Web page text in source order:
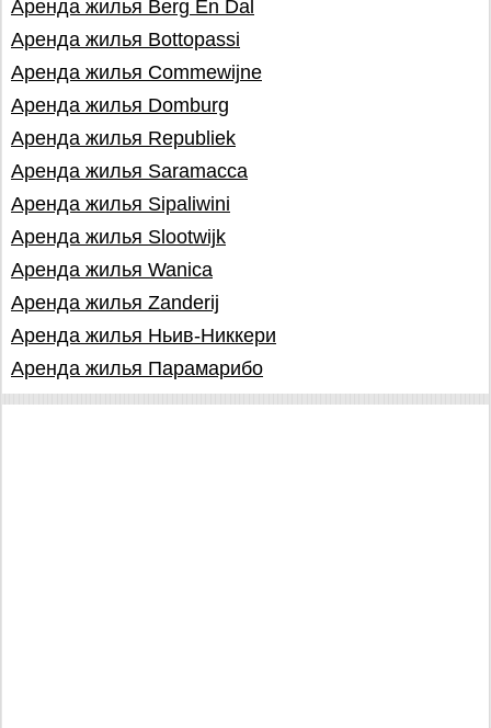
Аренда жилья Berg En Dal
Аренда жилья Bottopassi
Аренда жилья Commewijne
Аренда жилья Domburg
Аренда жилья Republiek
Аренда жилья Saramacca
Аренда жилья Sipaliwini
Аренда жилья Slootwijk
Аренда жилья Wanica
Аренда жилья Zanderij
Аренда жилья Ньив-Никкери
Аренда жилья Парамарибо